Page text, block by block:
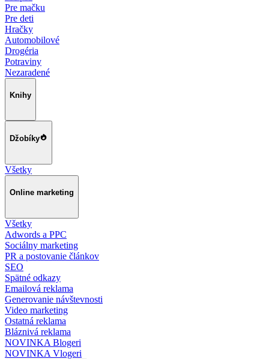
Pre mačku
Pre deti
Hračky
Automobilové
Drogéria
Potraviny
Nezaradené
Knihy
Džobíky
Všetky
Online marketing
Všetky
Adwords a PPC
Sociálny marketing
PR a postovanie článkov
SEO
Spätné odkazy
Emailová reklama
Generovanie návštevnosti
Video marketing
Ostatná reklama
Bláznivá reklama
NOVINKA Blogeri
NOVINKA Vlogeri